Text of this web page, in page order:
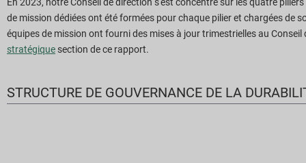
de mission dédiées ont été formées pour chaque pilier et chargées de
équipes de mission ont fourni des mises à jour trimestrielles au
stratégique section de ce rapport.
STRUCTURE DE GOUVERNANCE DE LA